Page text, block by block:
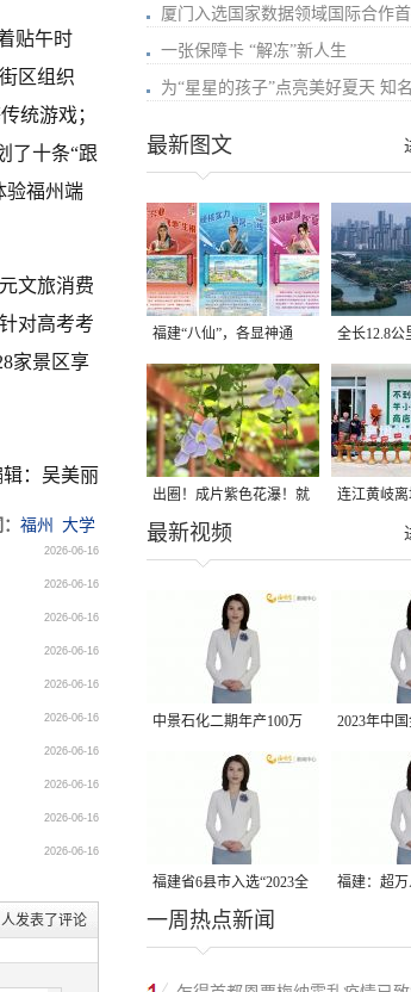
贴午时
区组织
统游戏；
了十条“跟
验福州端
文旅消费
对高考考
家景区享
：吴美丽
福州
大学
2026-06-16
2026-06-16
2026-06-16
2026-06-16
2026-06-16
2026-06-16
2026-06-16
2026-06-16
2026-06-16
2026-06-16
人发表了评论
厦门入选国家数据领域国际合作
一张保障卡 “解冻”新人生
为“星星的孩子”点亮美好夏天 知
最新图文
福建“八仙”，各显神通 全长12.8公
湖健身步
出圈！成片紫色花瀑！就
在光明港公园
连江黄岐
最新视频
中景石化二期年产100万
吨丙烷脱氢项目建成中交
2023年中
节有福电
福建省6县市入选“2023全
国县域发展潜力百强县”
福建：超
一周热点新闻